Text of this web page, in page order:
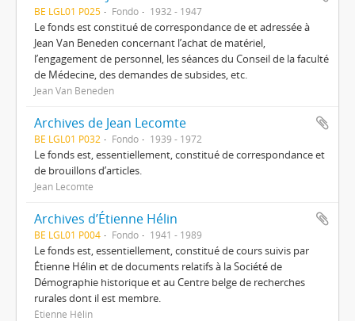
BE LGL01 P025 Fondo 1932 - 1947
Le fonds est constitué de correspondance de et adressée à
Jean Van Beneden concernant l’achat de matériel,
l’engagement de personnel, les séances du Conseil de la faculté
de Médecine, des demandes de subsides, etc.
Jean Van Beneden
Archives de Jean Lecomte
BE LGL01 P032 Fondo 1939 - 1972
Le fonds est, essentiellement, constitué de correspondance et
de brouillons d’articles.
Jean Lecomte
Archives d’Étienne Hélin
BE LGL01 P004 Fondo 1941 - 1989
Le fonds est, essentiellement, constitué de cours suivis par
Étienne Hélin et de documents relatifs à la Société de
Démographie historique et au Centre belge de recherches
rurales dont il est membre.
Étienne Hélin